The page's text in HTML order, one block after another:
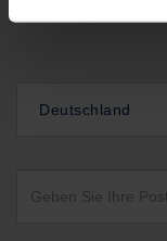
Deutschland